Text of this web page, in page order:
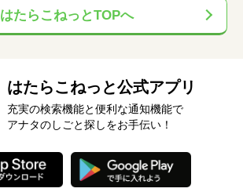
はたらこねっとTOPへ
はたらこねっと公式アプリ
充実の検索機能と便利な通知機能で
アナタのしごと探しをお手伝い！